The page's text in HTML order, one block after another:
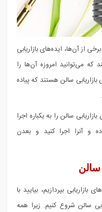
از آن‌ها، ایده‌های بازاریابی
می‌توانید امروزه آن‌ها را
سالن هستند که پیاده
سالن را به یکباره اجرا
و آنرا اجرا کنید و بعدن
سالن
بپردازیم، بیایید با
سالن شروع کنیم. زیرا همه